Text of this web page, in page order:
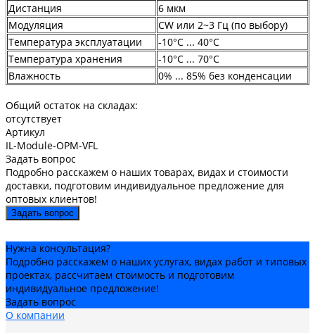
Дистанция
6 мкм
Модуляция
CW или 2~3 Гц (по выбору)
Температура эксплуатации
-10°C ... 40°C
Температура хранения
-10°C ... 70°C
Влажность
0% ... 85% без конденсации
Общий остаток на складах:
отсутствует
Артикул
IL-Module-OPM-VFL
Задать вопрос
Подробно расскажем о наших товарах, видах и стоимости
доставки, подготовим индивидуальное предложение для
оптовых клиентов!
Задать вопрос
Нужна консультация?
Подробно расскажем о наших услугах, видах работ и типовых
проектах, рассчитаем стоимость и подготовим
индивидуальное предложение!
Задать вопрос
О компании